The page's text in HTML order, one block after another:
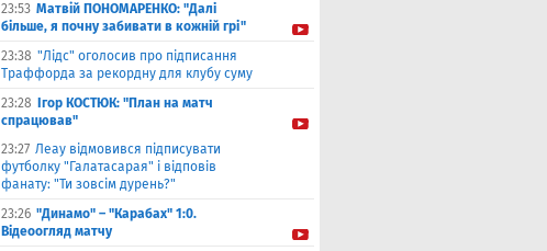
23:53 Матвiй ПОНОМАРЕНКО: "Далі
більше, я почну забивати в кожній грі"
23:38 "Лідс" оголосив про підписання
Траффорда за рекордну для клубу суму
23:28
Ігор КОСТЮК: "План на матч
спрацював"
23:27 Леау відмовився підписувати
футболку "Галатасарая" і відповів
фанату: "Ти зовсім дурень?"
23:26 "Динамо" – "Карабах" 1:0.
Відеоогляд матчу